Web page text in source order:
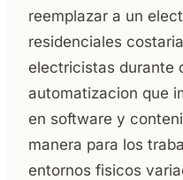
reemplazar a un
residenciales
electricistas durante
automatizacion que
en software y
manera para los
entornos fisicos